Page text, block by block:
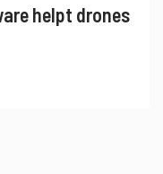
helpt drones